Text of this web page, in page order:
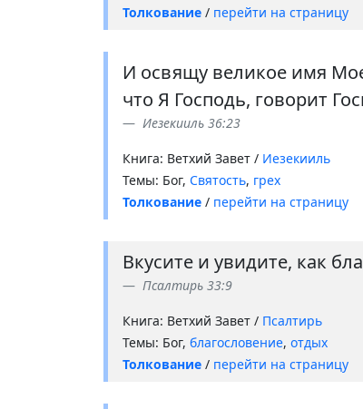
Толкование / перейти на страницу
И освящу великое имя
что Я Господь, говорит
Иезекииль 36:23
Книга: Ветхий Завет / Иезекииль
Темы: Бог, Святость, грех
Толкование / перейти на страницу
Вкусите и увидите, как
Псалтирь 33:9
Книга: Ветхий Завет / Псалтирь
Темы: Бог, благословение, отдых
Толкование / перейти на страницу